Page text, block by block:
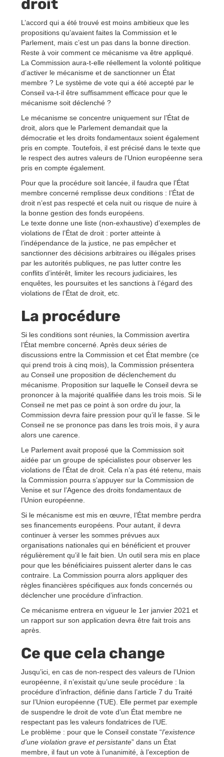
droit
L’accord qui a été trouvé est moins ambitieux que les
propositions qu’avaient faites la Commission et le
Parlement, mais c’est un pas dans la bonne direction.
Reste à voir comment ce mécanisme va être appliqué.
La Commission aura-t-elle réellement la volonté politique
d’activer le mécanisme et de sanctionner un État
membre ? Le système de vote qui a été accepté par le
Conseil va-t-il être suffisamment efficace pour que le
mécanisme soit déclenché ?
Le mécanisme se concentre uniquement sur l’État de
droit, alors que le Parlement demandait que la
démocratie et les droits fondamentaux soient également
pris en compte. Toutefois, il est précisé dans le texte que
le respect des autres valeurs de l’Union européenne sera
pris en compte également.
Pour que la procédure soit lancée, il faudra que l’État
membre concerné remplisse deux conditions : l’État de
droit n’est pas respecté et cela nuit ou risque de nuire à
la bonne gestion des fonds européens.
Le texte donne une liste (non-exhaustive) d’exemples de
violations de l’État de droit : porter atteinte à
l’indépendance de la justice, ne pas empêcher et
sanctionner des décisions arbitraires ou illégales prises
par les autorités publiques, ne pas lutter contre les
conflits d’intérêt, limiter les recours judiciaires, les
enquêtes, les poursuites et les sanctions à l’égard des
violations de l’État de droit, etc.
La procédure
Si les conditions sont réunies, la Commission avertira
l’État membre concerné. Après deux séries de
discussions entre la Commission et cet État membre (ce
qui prend trois à cinq mois), la Commission présentera
au Conseil une proposition de déclenchement du
mécanisme. Proposition sur laquelle le Conseil devra se
prononcer à la majorité qualifiée dans les trois mois. Si le
Conseil ne met pas ce point à son ordre du jour, la
Commission devra faire pression pour qu’il le fasse. Si le
Conseil ne se prononce pas dans les trois mois, il y aura
alors une carence.
Le Parlement avait proposé que la Commission soit
aidée par un groupe de spécialistes pour observer les
violations de l’État de droit. Cela n’a pas été retenu, mais
la Commission pourra s’appuyer sur la Commission de
Venise et sur l’Agence des droits fondamentaux de
l’Union européenne.
Si le mécanisme est mis en œuvre, l’État membre perdra
ses financements européens. Pour autant, il devra
continuer à verser les sommes prévues aux
organisations nationales qui en bénéficient et prouver
régulièrement qu’il le fait bien. Un outil sera mis en place
pour que les bénéficiaires puissent alerter dans le cas
contraire. La Commission pourra alors appliquer des
règles financières spécifiques aux fonds concernés ou
déclencher une procédure d’infraction.
Ce mécanisme entrera en vigueur le 1er janvier 2021 et
un rapport sur son application devra être fait trois ans
après.
Ce que cela change
Jusqu’ici, en cas de non-respect des valeurs de l’Union
européenne, il n’existait qu’une seule procédure : la
procédure d’infraction, définie dans l’article 7 du Traité
sur l’Union européenne (TUE). Elle permet par exemple
de suspendre le droit de vote d’un État membre ne
respectant pas les valeurs fondatrices de l’UE.
Le problème : pour que le Conseil constate “l’existence
d’une violation grave et persistante” dans un État
membre, il faut un vote à l’unanimité, à l’exception de